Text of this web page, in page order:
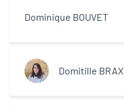
Dominique BOUVET
Domitille BRAX